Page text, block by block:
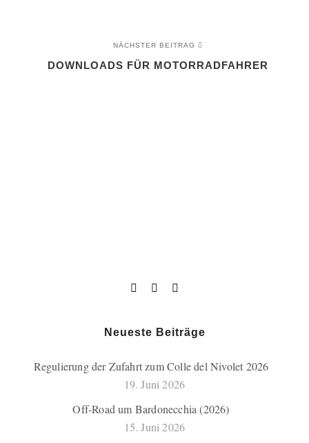
NÄCHSTER BEITRAG
DOWNLOADS FÜR MOTORRADFAHRER
Neueste Beiträge
Regulierung der Zufahrt zum Colle del Nivolet 2026
19. Juni 2026
Off-Road um Bardonecchia (2026)
15. Juni 2026